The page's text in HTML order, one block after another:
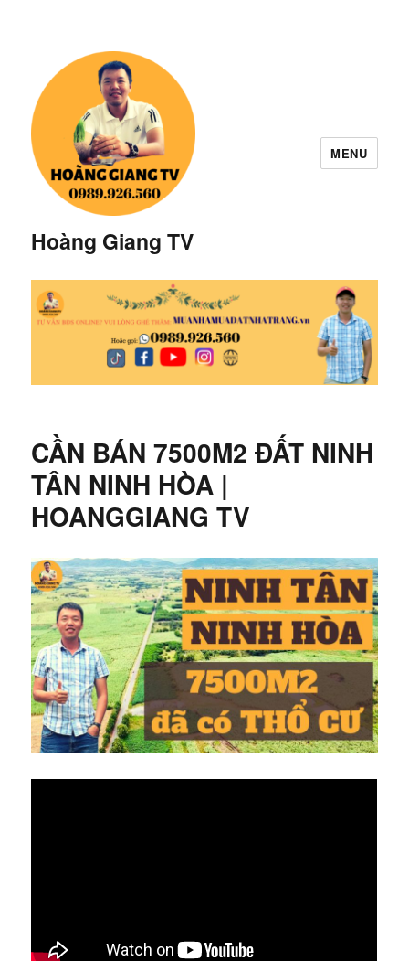
Hoàng Giang TV
MENU
CẦN BÁN 7500M2 ĐẤT NINH
TÂN NINH HÒA |
HOANGGIANG TV